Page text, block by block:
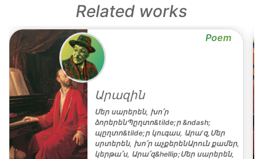
Related works
Poem
Արազին
Մեր սարերեն, խո՛ր
ձորերենՊըղտո&tilde;ր &ndash;
պըղտո&tilde;ր կուգաս, Արա'զ,Մեր
սրտերեն, խո՛ր աչքերենԱրուն քամեր,
կերթա՛ս, Արա՛զ&hellip;Մեր սարերեն,